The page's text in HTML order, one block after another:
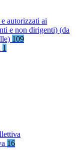
autorizzati ai
e non dirigenti) (da
109
1
16